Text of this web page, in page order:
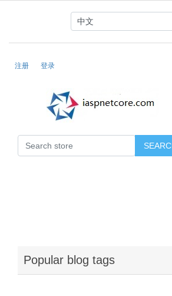
注册 登录
Popular blog tags